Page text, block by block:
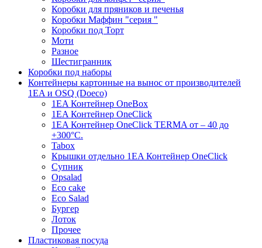
Коробки для пряников и печенья
Коробки Маффин "серия "
Коробки под Торт
Моти
Разное
Шестигранник
Коробки под наборы
Контейнеры картонные на вынос от производителей
1EA и OSQ (Doeco)
1EA Контейнер OneBox
1EA Контейнер OneClick
1EA Контейнер OneClick TERMA от – 40 до
+300°C.
Tabox
Крышки отдельно 1EA Контейнер OneClick
Супник
Opsalad
Eco cake
Eco Salad
Бургер
Лоток
Прочее
Пластиковая посуда